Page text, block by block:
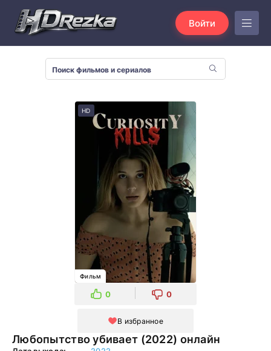
Войти
Любопытство убивает (2022) онлайн
HD
Фильм
0 0
В избранное